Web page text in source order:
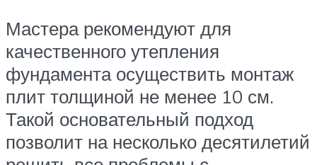
Мастера рекомендуют для
качественного утепления
фундамента осуществить монтаж
плит толщиной не менее 10 см.
Такой основательный подход
позволит на несколько десятилетий